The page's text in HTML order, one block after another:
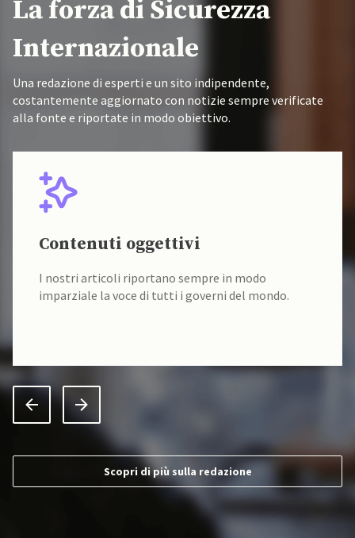
La forza di Sicurezza
Internazionale
Una redazione di esperti e un sito indipendente,
costantemente aggiornato con notizie sempre verificate
alla fonte e riportate in modo obiettivo.
Contenuti oggettivi
I nostri articoli riportano sempre in modo
imparziale la voce di tutti i governi del mondo.
Scopri di più sulla redazione